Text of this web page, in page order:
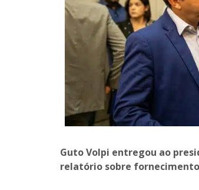
Guto Volpi entregou ao
relatório sobre